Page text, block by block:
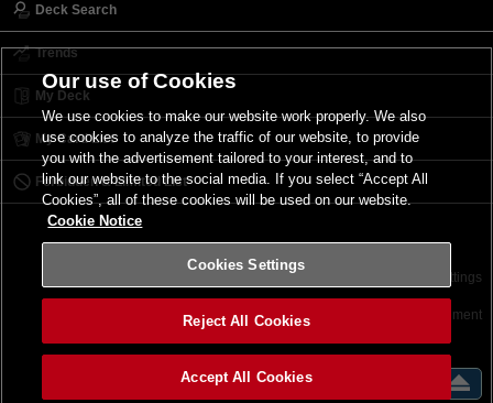
Deck Search
Trends
My Deck
My Card List
Forbidden & Limited List
Terms of Use Cookies Settings
©2026 Konami Digital Entertainment
Our use of Cookies
We use cookies to make our website work properly. We also
use cookies to analyze the traffic of our website, to provide
you with the advertisement tailored to your interest, and to
link our website to the social media. If you select “Accept All
Cookies”, all of these cookies will be used on our website.
Cookie Notice
Cookies Settings
Reject All Cookies
Accept All Cookies